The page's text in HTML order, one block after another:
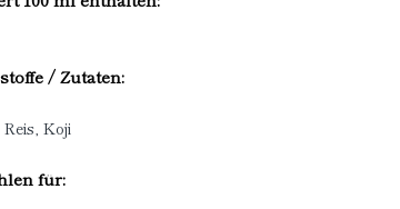
/ Zutaten:
Koji
für: